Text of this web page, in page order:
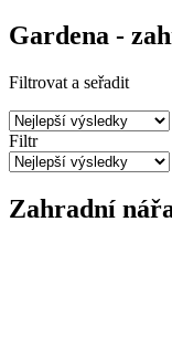
Gardena -
Filtrovat a seřadit
Filtr
Zahradní